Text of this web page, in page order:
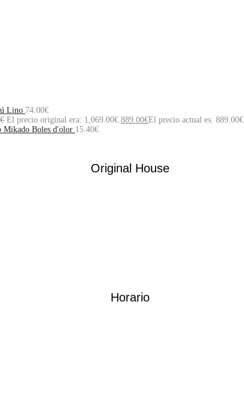
Lino 74.00€
€ El precio original era: 1,069.00€. 889.00€El precio actual es: 889.00€.
Mikado Boles d'olor 15.40€
Original House
Horario